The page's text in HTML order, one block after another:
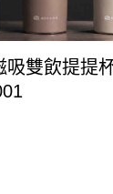
吸雙飲提提